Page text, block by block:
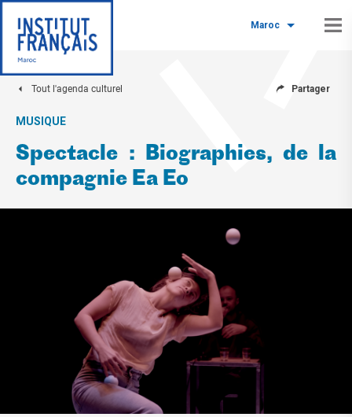
Maroc
Tout l'agenda culturel Partager
MUSIQUE
Spectacle : Biographies, de la
compagnie Ea Eo